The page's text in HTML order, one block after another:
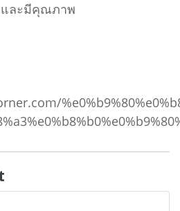
และมีคุณภาพ